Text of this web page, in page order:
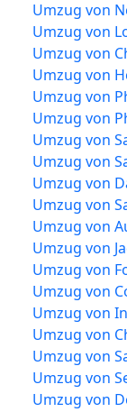
Umzug von
Umzug von
Umzug von
Umzug von
Umzug von
Umzug von
Umzug von
Umzug von
Umzug von
Umzug von
Umzug von
Umzug von
Umzug von
Umzug von
Umzug von
Umzug von
Umzug von
Umzug von
Umzug von